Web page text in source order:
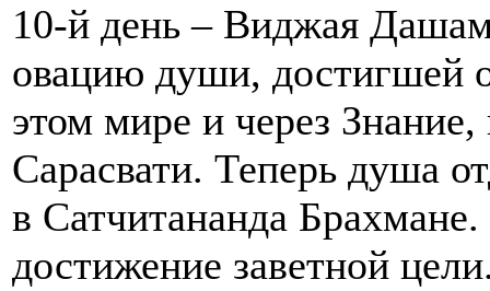
10-й день – Виджая
овацию души, достигшей
этом мире и через
Сарасвати. Теперь душа
в Сатчитананда
достижение заветной